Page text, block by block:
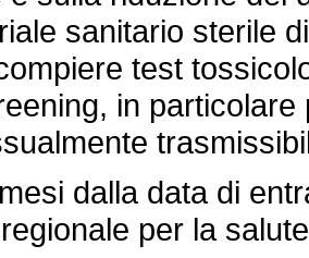
sanitario sterile
test
in
dalla data di
per la